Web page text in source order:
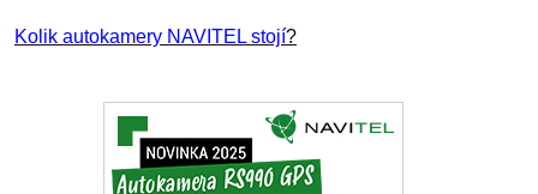
Kolik autokamery NAVITEL stojí?